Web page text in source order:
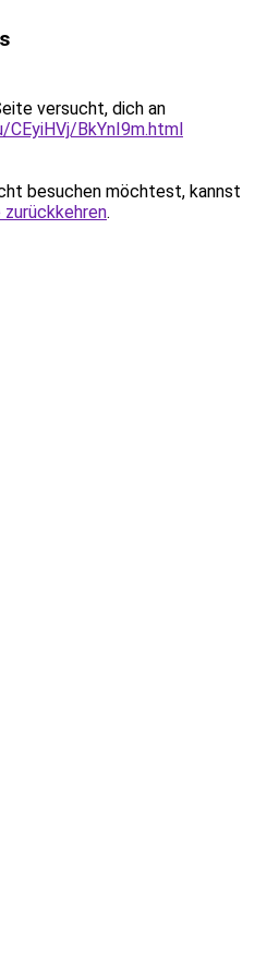
versucht, dich an
BkYnI9m.html
besuchen möchtest, kannst
.